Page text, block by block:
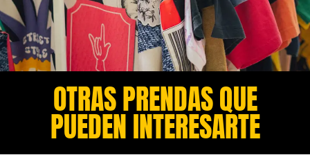
OTRAS PRENDAS QUE
PUEDEN INTERESARTE​